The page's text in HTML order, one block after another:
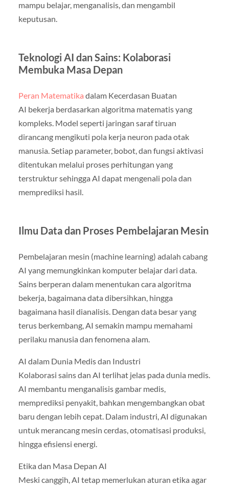
mampu belajar, menganalisis, dan mengambil
keputusan.
Teknologi AI dan Sains: Kolaborasi
Membuka Masa Depan
Peran Matematika dalam Kecerdasan Buatan
AI bekerja berdasarkan algoritma matematis yang
kompleks. Model seperti jaringan saraf tiruan
dirancang mengikuti pola kerja neuron pada otak
manusia. Setiap parameter, bobot, dan fungsi aktivasi
ditentukan melalui proses perhitungan yang
terstruktur sehingga AI dapat mengenali pola dan
memprediksi hasil.
Ilmu Data dan Proses Pembelajaran Mesin
Pembelajaran mesin (machine learning) adalah cabang
AI yang memungkinkan komputer belajar dari data.
Sains berperan dalam menentukan cara algoritma
bekerja, bagaimana data dibersihkan, hingga
bagaimana hasil dianalisis. Dengan data besar yang
terus berkembang, AI semakin mampu memahami
perilaku manusia dan fenomena alam.
AI dalam Dunia Medis dan Industri
Kolaborasi sains dan AI terlihat jelas pada dunia medis.
AI membantu menganalisis gambar medis,
memprediksi penyakit, bahkan mengembangkan obat
baru dengan lebih cepat. Dalam industri, AI digunakan
untuk merancang mesin cerdas, otomatisasi produksi,
hingga efisiensi energi.
Etika dan Masa Depan AI
Meski canggih, AI tetap memerlukan aturan etika agar